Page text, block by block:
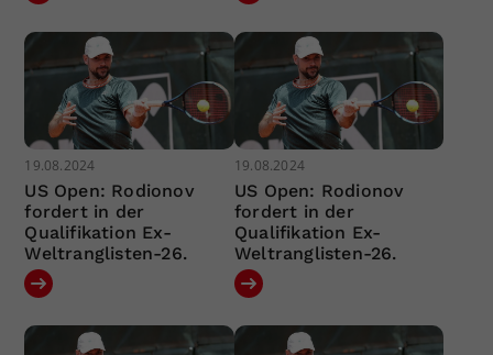
19.08.2024
US Open: Rodionov
fordert in der
Qualifikation Ex-
Weltranglisten-26.
19.08.2024
US Open: Rodionov
fordert in der
Qualifikation Ex-
Weltranglisten-26.